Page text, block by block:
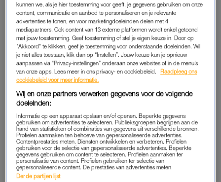
Ook als je make-up draagt is het belangrijk je gezicht goed in
te smeren. En niet vergeten: gedurende de dag moet je om de
twee uur de boel bijwerken. Hier lees jehoe je dit het best
kunt doen.
Vergeet daarna je lippen niet, die zijn door een lager
melaninegehalte kwetsbaarder dan de rest van je gezicht.
Enje hoofdhuidkan ’s zomers ook wel wat extra liefde
Wie écht ijverig wil zijn, smeert de oren van de kat in. Die
blijken namelijkook gevoelig te zijnvoor uv-straling.
GOEDE VRAGEN
kunnen we, als je hier toestemming voor geeft, je gegevens gebruiken om onze
content, communicatie en aanbod te personaliseren en je relevante
advertenties te tonen, en voor marketingdoeleinden delen met 4
mediapartners. Ook content van 13 externe platformen wordt enkel getoond
met jouw toestemming. Geef toestemming of stel je eigen keuze in. Door op
"Akkoord" te klikken, geef je toestemming voor onderstaande doeleinden. Wil
je niet alles toestaan, klik dan op “Instellen”. Jouw keuze kun je opnieuw
aanpassen via “Privacy-instellingen” onderaan onze websites of in de menu’s
van onze apps. Lees meer in ons privacy- en cookiebeleid.
Raadpleeg ons
cookiebeleid voor meer informatie.
Wij en onze partners verwerken gegevens voor de volgende
doeleinden:
Informatie op een apparaat opslaan en/of openen. Beperkte gegevens
gebruiken om advertenties te selecteren. Publieksgroepen begrijpen aan de
hand van statistieken of combinaties van gegevens uit verschillende bronnen.
Profielen aanmaken ten behoeve van gepersonaliseerde advertenties.
Contentprestaties meten. Diensten ontwikkelen en verbeteren. Profielen
gebruiken voor de selectie van gepersonaliseerde advertenties. Beperkte
gegevens gebruiken om content te selecteren. Profielen aanmaken ter
personalisatie van content. Profielen gebruiken ter selectie van
gepersonaliseerde content. De prestaties van advertenties meten.
Derde partijen lijst